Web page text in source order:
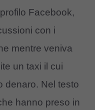
Facebook,
con i
mentre veniva
un taxi il cui
denaro. Nel testo
hanno preso in